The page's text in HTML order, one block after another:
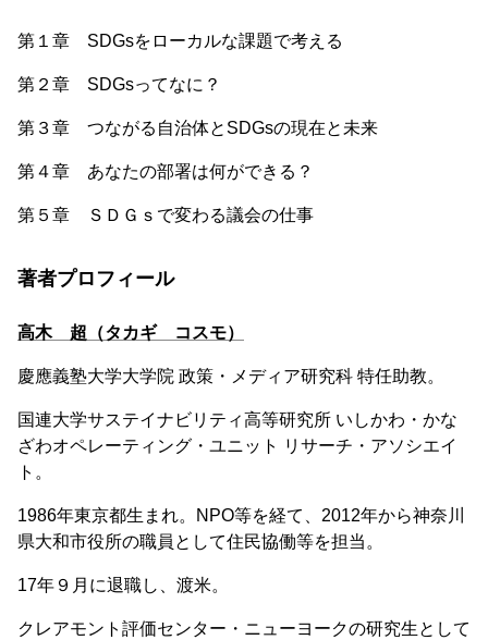
第１章 SDGsをローカルな課題で考える
第２章 SDGsってなに？
第３章 つながる自治体とSDGsの現在と未来
第４章 あなたの部署は何ができる？
第５章 ＳＤＧｓで変わる議会の仕事
著者プロフィール
高木 超（タカギ コスモ）
慶應義塾大学大学院 政策・メディア研究科 特任助教。
国連大学サステイナビリティ高等研究所 いしかわ・かな
ざわオペレーティング・ユニット リサーチ・アソシエイ
ト。
1986年東京都生まれ。NPO等を経て、2012年から神奈川
県大和市役所の職員として住民協働等を担当。
17年９月に退職し、渡米。
クレアモント評価センター・ニューヨークの研究生として